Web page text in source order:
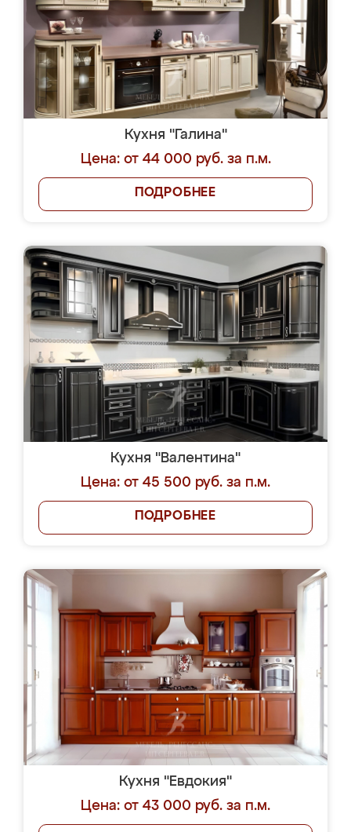
Кухня "Галина"
Цена: от 44 000 руб. за п.м.
ПОДРОБНЕЕ
Кухня "Валентина"
Цена: от 45 500 руб. за п.м.
ПОДРОБНЕЕ
Кухня "Евдокия"
Цена: от 43 000 руб. за п.м.